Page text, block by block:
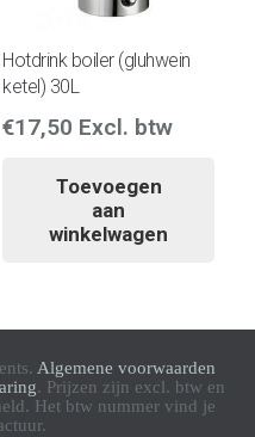
Hotdrink boiler (gluhwein
ketel) 30L
€17,50 Excl. btw
Toevoegen
aan
winkelwagen
Algemene voorwaarden
. Prijzen zijn excl. btw en
Het btw nummer vind je